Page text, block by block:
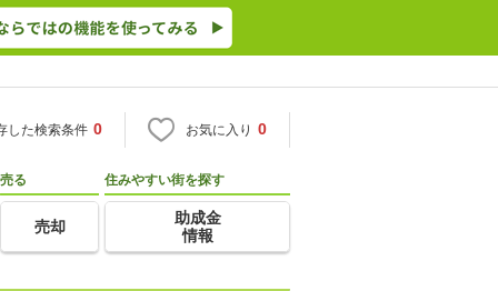
した検索条件 0 お気に入り 0
売る
売却
住みやすい街を探す
助成金
情報